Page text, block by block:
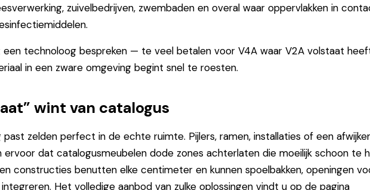
zuivelbedrijven, zwembaden en overal waar oppervlakken in
technoloog bespreken — te veel betalen voor V4A waar V2A volstaat
in een zware omgeving begint snel te roesten.
wint van catalogus
zelden perfect in de echte ruimte. Pijlers, ramen, installaties of een
ervoor dat catalogusmeubelen dode zones achterlaten die moeilijk schoon te
constructies benutten elke centimeter en kunnen spoelbakken, openingen
Het volledige aanbod van zulke oplossingen vindt u op de pagina